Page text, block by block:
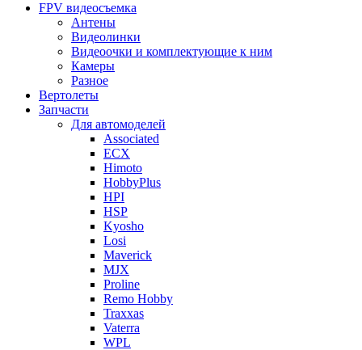
FPV видеосъемка
Антены
Видеолинки
Видеоочки и комплектующие к ним
Камеры
Разное
Вертолеты
Запчасти
Для автомоделей
Associated
ECX
Himoto
HobbyPlus
HPI
HSP
Kyosho
Losi
Maverick
MJX
Proline
Remo Hobby
Traxxas
Vaterra
WPL